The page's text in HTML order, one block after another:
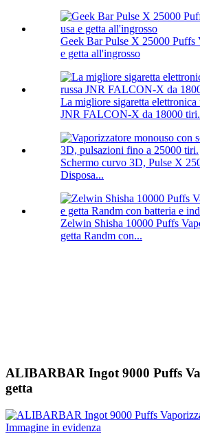
Geek Bar Pulse X 25000 Puffs
e getta all'ingrosso
La migliore sigaretta elettronica
JNR FALCON-X da 18000 tiri.
Schermo curvo 3D, Pulse X
Disposa...
Zelwin Shisha 10000 Puffs
getta Randm con...
ALIBARBAR Ingot 9000 Puffs
getta